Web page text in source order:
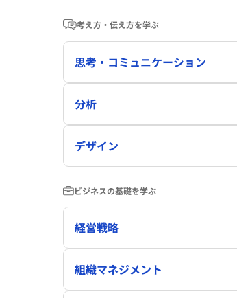
考え方・伝え方を学ぶ
思考・コミュニケーション
分析
デザイン
ビジネスの基礎を学ぶ
経営戦略
組織マネジメント